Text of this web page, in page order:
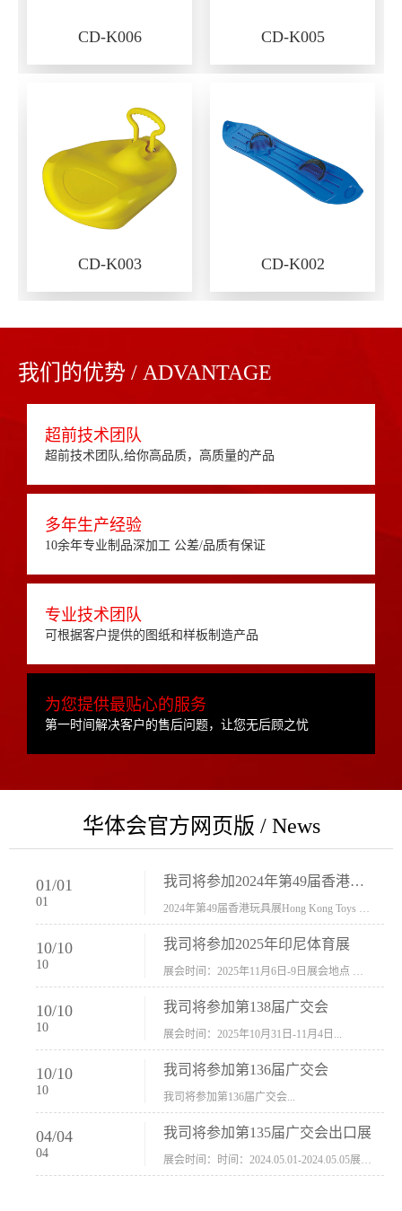
CD-K006 CD-K005
CD-K003 CD-K002
我们的优势 / ADVANTAGE
超前技术团队
超前技术团队,给你高品质，高质量的产品
多年生产经验
10余年专业制品深加工 公差/品质有保证
专业技术团队
可根据客户提供的图纸和样板制造产品
为您提供最贴心的服务
第一时间解决客户的售后问题，让您无后顾之忧
华体会官方网页版 / News
01/01
01
我司将参加2024年第49届香港玩具展Hong Kong Toys & Games Fair 欢迎新···
10/10
10
我司将参加2025年印尼体育展
10/10
10
我司将参加第138届广交会
展会时间：2025年10月31日-11月4日...
10/10
10
我司将参加第136届广交会
我司将参加第136届广交会...
04/04
04
我司将参加第135届广交会出口展
展会时间：时间：2024.05.01-2024.05.05展会地址：中国进出口商品交易会展馆福建康莱宝公司展位号12.1G37-38、H11-12，浙江康莱宝展位号17.1B23-24、C19-20...